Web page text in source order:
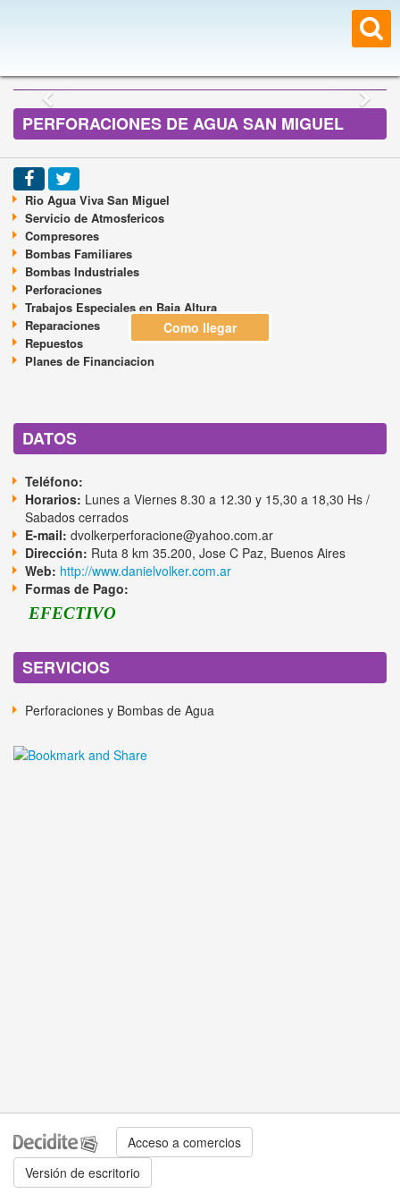
PERFORACIONES DE AGUA SAN MIGUEL
Rio Agua Viva San Miguel
Servicio de Atmosfericos
Compresores
Bombas Familiares
Bombas Industriales
Perforaciones
Trabajos Especiales en Baja Altura
Reparaciones
Repuestos
Planes de Financiacion
DATOS
Teléfono:
Horarios: Lunes a Viernes 8.30 a 12.30 y 15,30 a 18,30 Hs /
Sabados cerrados
E-mail: dvolkerperforacione@yahoo.com.ar
Dirección: Ruta 8 km 35.200, Jose C Paz, Buenos Aires
Web: http://www.danielvolker.com.ar
Formas de Pago:
EFECTIVO
SERVICIOS
Perforaciones y Bombas de Agua
Como llegar
Acceso a comercios
Versión de escritorio